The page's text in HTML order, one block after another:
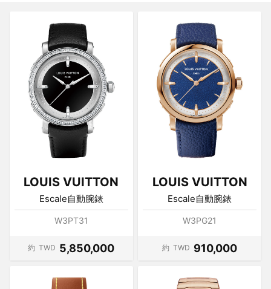
LOUIS VUITTON
Escale自動腕錶
W3PT31
約 TWD 5,850,000
LOUIS VUITTON
Escale自動腕錶
W3PG21
約 TWD 910,000